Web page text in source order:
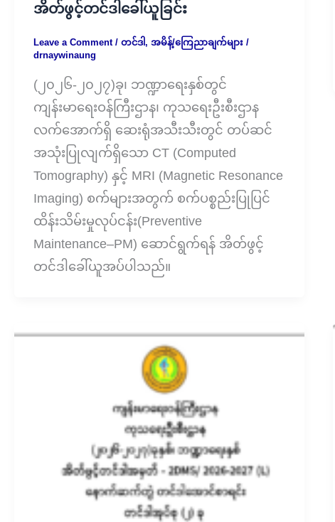
အိတ်ဖွင့်တင်ဒါခေါ်ယူခြင်း
Leave a Comment / တင်ဒါ, အမိန့်/ကြေညာချက်များ /
drnaywinaung
(၂၀၂၆-၂၀၂၇)ခု၊ ဘဏ္ဍာရေးနှစ်တွင်
ကျန်းမာရေးဝန်ကြီးဌာန၊ ကုသရေးဦးစီးဌာန
လက်အောက်ရှိ ဆေးရုံအသီးသီးတွင် တပ်ဆင်
အသုံးပြုလျက်ရှိသော CT (Computed
Tomography) နှင့် MRI (Magnetic Resonance
Imaging) စက်များအတွက် စက်ပစ္စည်းပြုပြင်
ထိန်းသိမ်းမှုလုပ်ငန်း(Preventive
Maintenance–PM) ဆောင်ရွက်ရန် အိတ်ဖွင့်
တင်ဒါခေါ်ယူအပ်ပါသည်။